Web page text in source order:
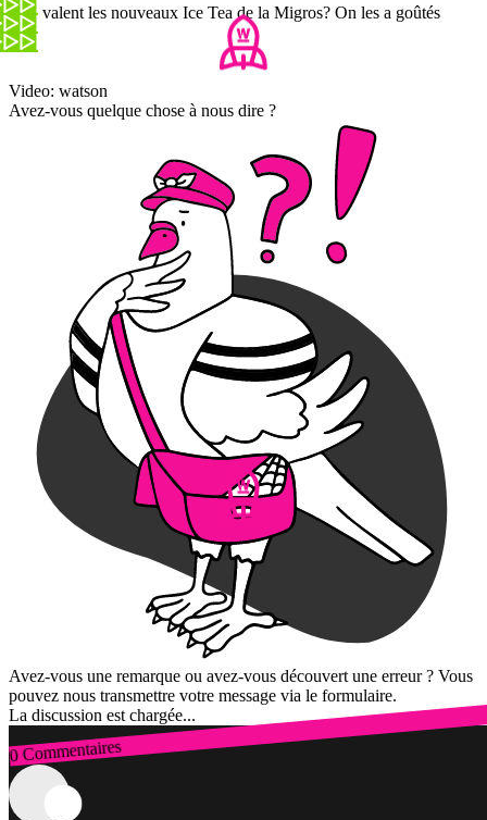
Que valent les nouveaux Ice Tea de la Migros? On les a goûtés
Video: watson
Avez-vous quelque chose à nous dire ?
Avez-vous une remarque ou avez-vous découvert une erreur ? Vous
pouvez nous transmettre votre message via le formulaire.
La discussion est chargée...
0 Commentaires
Connexion